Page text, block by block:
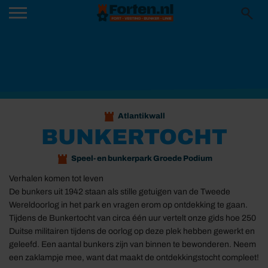
Atlantikwall
BUNKERTOCHT
Speel- en bunkerpark Groede Podium
Verhalen komen tot leven
De bunkers uit 1942 staan als stille getuigen van de Tweede
Wereldoorlog in het park en vragen erom op ontdekking te gaan.
Tijdens de Bunkertocht van circa één uur vertelt onze gids hoe 250
Duitse militairen tijdens de oorlog op deze plek hebben gewerkt en
geleefd. Een aantal bunkers zijn van binnen te bewonderen. Neem
een zaklampje mee, want dat maakt de ontdekkingstocht compleet!